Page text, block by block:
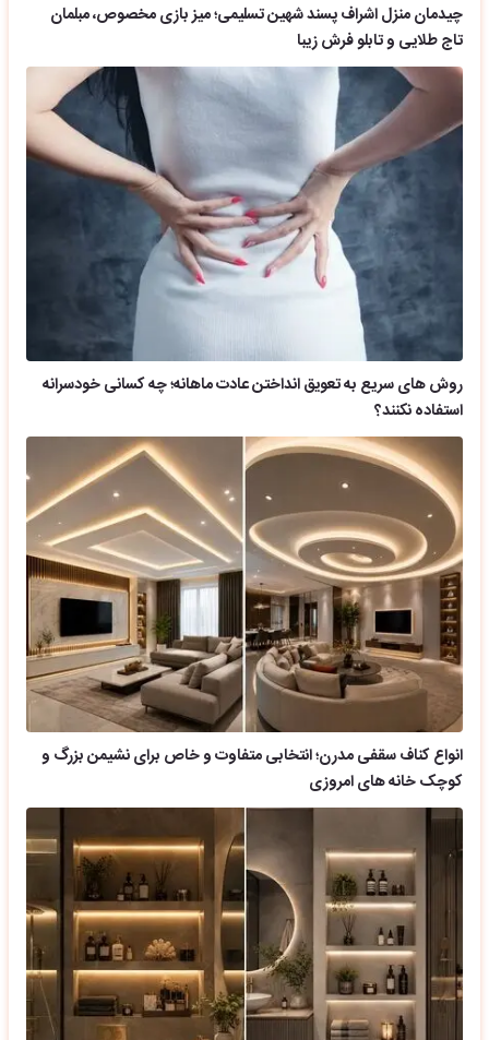
چیدمان منزل اشراف پسند شهین تسلیمی؛ میز بازی مخصوص، مبلمان
تاج طلایی و تابلو فرش زیبا
روش های سریع به تعویق انداختن عادت ماهانه؛ چه کسانی خودسرانه
استفاده نکنند؟
انواع کناف سقفی مدرن؛ انتخابی متفاوت و خاص برای نشیمن بزرگ و
کوچک خانه های امروزی